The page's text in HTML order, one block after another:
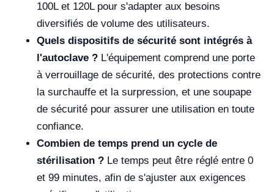
100L et 120L pour s'adapter aux besoins
diversifiés de volume des utilisateurs.
Quels dispositifs de sécurité sont intégrés à
l'autoclave ? L'équipement comprend une porte
à verrouillage de sécurité, des protections contre
la surchauffe et la surpression, et une soupape
de sécurité pour assurer une utilisation en toute
confiance.
Combien de temps prend un cycle de
stérilisation ? Le temps peut être réglé entre 0
et 99 minutes, afin de s'ajuster aux exigences